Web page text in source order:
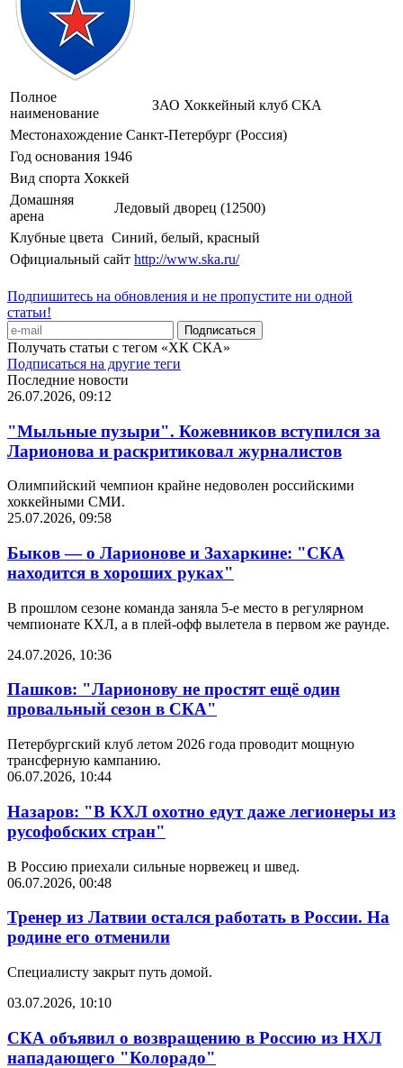
Полное
наименование
ЗАО Хоккейный клуб СКА
Местонахождение Санкт-Петербург (Россия)
Год основания 1946
Вид спорта Хоккей
Домашняя
арена
Ледовый дворец (12500)
Клубные цвета Синий, белый, красный
Официальный сайт http://www.ska.ru/
Подпишитесь на обновления и не пропустите ни одной
статьи!
Получать статьи с тегом «ХК СКА»
Подписаться на другие теги
Последние новости
26.07.2026, 09:12
"Мыльные пузыри". Кожевников вступился за
Ларионова и раскритиковал журналистов
Олимпийский чемпион крайне недоволен российскими
хоккейными СМИ.
25.07.2026, 09:58
Быков — о Ларионове и Захаркине: "СКА
находится в хороших руках"
В прошлом сезоне команда заняла 5-е место в регулярном
чемпионате КХЛ, а в плей-офф вылетела в первом же раунде.
24.07.2026, 10:36
Пашков: "Ларионову не простят ещё один
провальный сезон в СКА"
Петербургский клуб летом 2026 года проводит мощную
трансферную кампанию.
06.07.2026, 10:44
Назаров: "В КХЛ охотно едут даже легионеры из
русофобских стран"
В Россию приехали сильные норвежец и швед.
06.07.2026, 00:48
Тренер из Латвии остался работать в России. На
родине его отменили
Специалисту закрыт путь домой.
03.07.2026, 10:10
СКА объявил о возвращению в Россию из НХЛ
нападающего "Колорадо"